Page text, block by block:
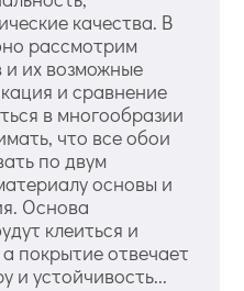
качества. В
рассмотрим
их возможные
и сравнение
в многообразии
что все обои
по двум
основы и
Основа
клеиться и
покрытие отвечает
и устойчивость...